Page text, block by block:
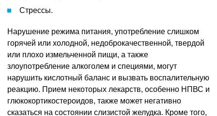
Стрессы.
Нарушение режима питания, употребление слишком
горячей или холодной, недоброкачественной, твердой
или плохо измельченной пищи, а также
злоупотребление алкоголем и специями, могут
нарушить кислотный баланс и вызвать воспалительную
реакцию. Прием некоторых лекарств, особенно НПВС и
глюкокортикостероидов, также может негативно
сказаться на состоянии слизистой желудка. Кроме того,